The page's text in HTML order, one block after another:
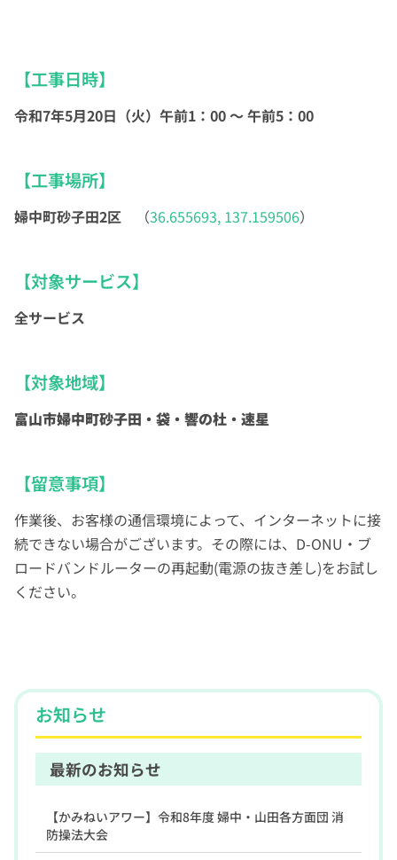
【工事日時】
令和7年5月20日（火）午前1：00 ～ 午前5：00
【工事場所】
婦中町砂子田2区 （36.655693, 137.159506）
【対象サービス】
全サービス
【対象地域】
富山市婦中町砂子田・袋・響の杜・速星
【留意事項】
作業後、お客様の通信環境によって、インターネットに接
続できない場合がございます。その際には、D-ONU・ブ
ロードバンドルーターの再起動(電源の抜き差し)をお試し
ください。
お知らせ
最新のお知らせ
【かみねいアワー】令和8年度 婦中・山田各方面団 消
防操法大会